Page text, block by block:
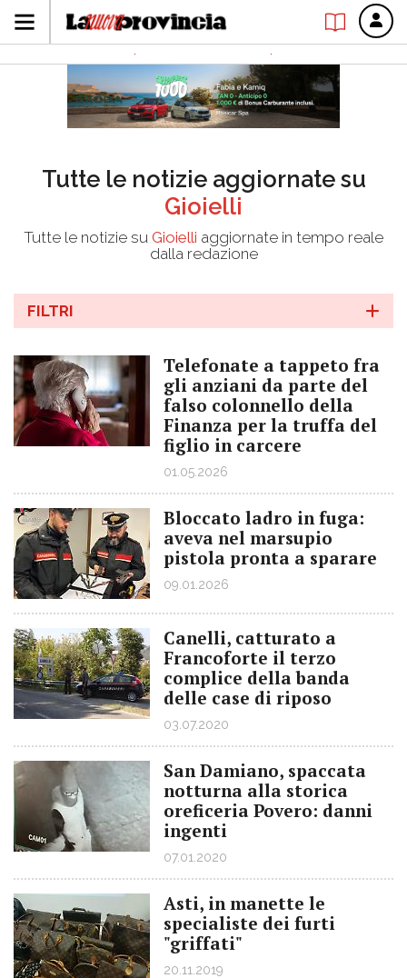
Tutte le notizie aggiornate su
Gioielli
Tutte le notizie su Gioielli aggiornate in tempo reale
dalla redazione
FILTRI
Telefonate a tappeto fra
gli anziani da parte del
falso colonnello della
Finanza per la truffa del
figlio in carcere
01.05.2026
Bloccato ladro in fuga:
aveva nel marsupio
pistola pronta a sparare
09.01.2026
Canelli, catturato a
Francoforte il terzo
complice della banda
delle case di riposo
03.07.2020
San Damiano, spaccata
notturna alla storica
oreficeria Povero: danni
ingenti
07.01.2020
Asti, in manette le
specialiste dei furti
"griffati"
20.11.2019